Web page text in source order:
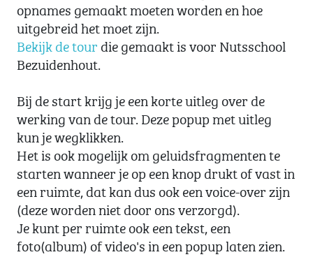
opnames gemaakt moeten worden en hoe
uitgebreid het moet zijn.
Bekijk de tourdie gemaakt is voor Nutsschool
Bezuidenhout.
Bij de start krijg je een korte uitleg over de
werking van de tour. Deze popup met uitleg
kun je wegklikken.
Het is ook mogelijk om geluidsfragmenten te
starten wanneer je op een knop drukt of vast in
een ruimte, dat kan dus ook een voice-over zijn
(deze worden niet door ons verzorgd).
Je kunt per ruimte ook een tekst, een
foto(album) of video's in een popup laten zien.